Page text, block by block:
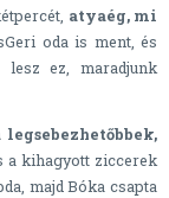
atyaég, mi
oda is ment, és
ez, maradjunk
a kihagyott ziccerek
majd Bóka csapta